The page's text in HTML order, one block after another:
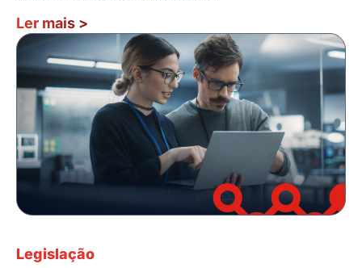
Ler mais >
Legislação